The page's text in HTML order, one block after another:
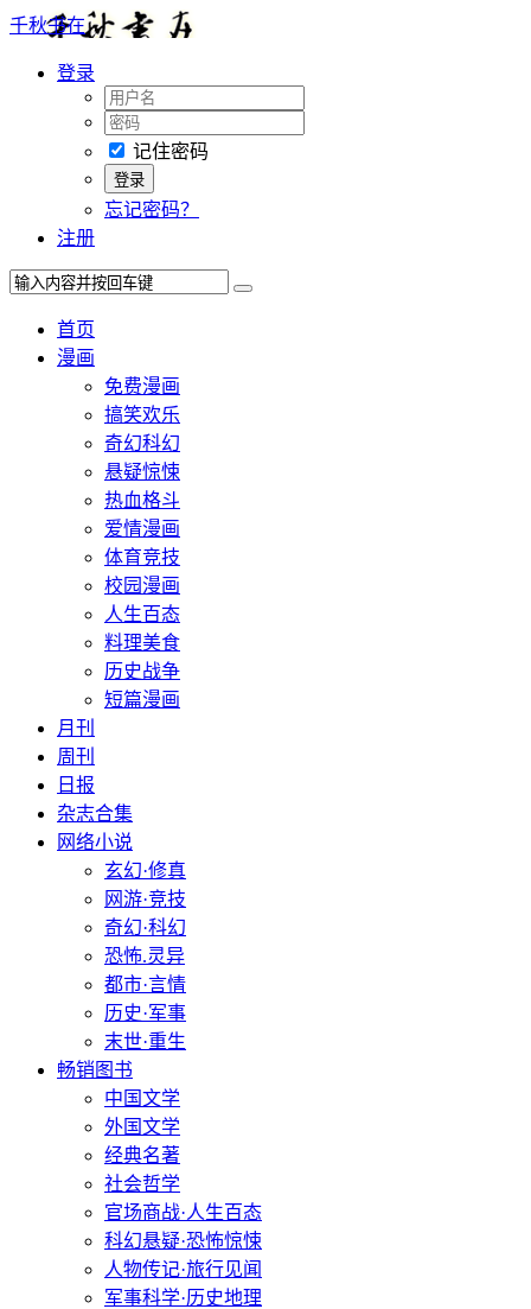
千秋书在
登录
记住密码
忘记密码？
注册
首页
漫画
免费漫画
搞笑欢乐
奇幻科幻
悬疑惊悚
热血格斗
爱情漫画
体育竞技
校园漫画
人生百态
料理美食
历史战争
短篇漫画
月刊
周刊
日报
杂志合集
网络小说
玄幻·修真
网游·竞技
奇幻·科幻
恐怖.灵异
都市·言情
历史·军事
末世·重生
畅销图书
中国文学
外国文学
经典名著
社会哲学
官场商战·人生百态
科幻悬疑·恐怖惊悚
人物传记·旅行见闻
军事科学·历史地理